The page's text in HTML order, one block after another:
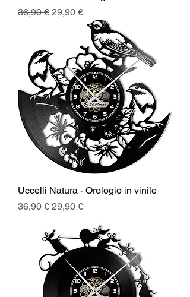
Prezzo regolare
36,90 € Prezzo scontato
29,90 €
Uccelli Natura - Orologio in vinile
Prezzo regolare
36,90 € Prezzo scontato
29,90 €